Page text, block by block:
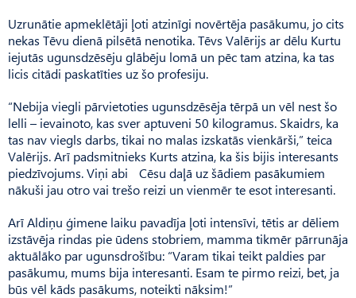
Uzrunātie apmeklētāji ļoti atzinīgi novērtēja pasākumu, jo cits
nekas Tēvu dienā pilsētā nenotika. Tēvs Valērijs ar dēlu Kurtu
iejutās ugunsdzēsēju glābēju lomā un pēc tam atzina, ka tas
licis citādi paskatīties uz šo profesiju.
“Nebija viegli pārvietoties ugunsdzēsēja tērpā un vēl nest šo
lelli – ievainoto, kas sver aptuveni 50 kilogramus. Skaidrs, ka
tas nav viegls darbs, tikai no malas izskatās vienkārši,” teica
Valērijs. Arī padsmitnieks Kurts atzina, ka šis bijis interesants
piedzīvojums. Viņi abi Cēsu daļā uz šādiem pasākumiem
nākuši jau otro vai trešo reizi un vienmēr te esot interesanti.
Arī Aldiņu ģimene laiku pavadīja ļoti intensīvi, tētis ar dēliem
izstāvēja rindas pie ūdens stobriem, mamma tikmēr pārrunāja
aktuālāko par ugunsdrošību: “Varam tikai teikt paldies par
pasākumu, mums bija interesanti. Esam te pirmo reizi, bet, ja
būs vēl kāds pasākums, noteikti nāksim!”